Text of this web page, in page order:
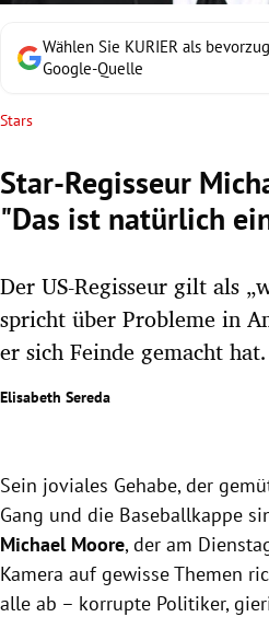
Untermenü
Untermenü
Untermenü
Untermenü
Untermenü
Untermenü
Untermenü
Untermenü
Wählen Sie KURIER als
Google-Quelle
Stars
Star-Regisseur
"Das ist natürlich
Der US-Regisseur gilt als
spricht über Probleme in
er sich Feinde gemacht hat.
Elisabeth Sereda
Sein joviales Gehabe, der
Gang und die Baseballkappe
Michael Moore, der am
Kamera auf gewisse Themen
alle ab – korrupte Politiker,